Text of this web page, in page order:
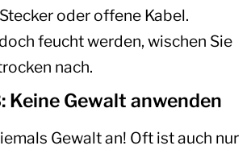
oder offene Kabel.
feucht werden, wischen Sie
nach.
Keine Gewalt anwenden
Gewalt an! Oft ist auch nur